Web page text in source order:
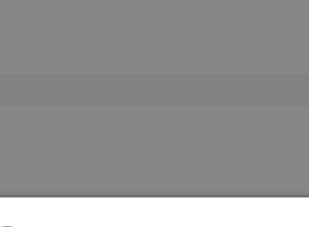
tot 2030?